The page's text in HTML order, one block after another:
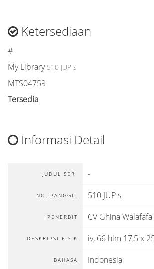
Ketersediaan
#
My Library 510 JUP s
MTS04759
Tersedia
Informasi Detail
JUDUL SERI -
NO. PANGGIL 510 JUP s
PENERBIT CV Ghina Walafafa
DESKRIPSI FISIK iv, 66 hlm 17,5 x
BAHASA Indonesia